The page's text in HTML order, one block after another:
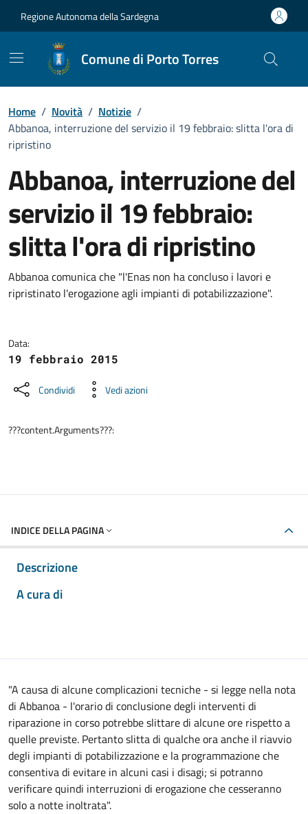
Regione Autonoma della Sardegna
Comune di Porto Torres
Home / Novità / Notizie /
Abbanoa, interruzione del servizio il 19 febbraio: slitta l'ora di
ripristino
Abbanoa, interruzione del
servizio il 19 febbraio:
slitta l'ora di ripristino
Dettagli della notizia
Abbanoa comunica che "l'Enas non ha concluso i lavori e
ripristinato l'erogazione agli impianti di potabilizzazione".
Data:
19 febbraio 2015
Condividi Vedi azioni
???content.Arguments???:
INDICE DELLA PAGINA
Descrizione
A cura di
"A causa di alcune complicazioni tecniche - si legge nella nota
di Abbanoa - l'orario di conclusione degli interventi di
riparazione in corso potrebbe slittare di alcune ore rispetto a
quelle previste. Pertanto slitta di qualche ora anche il riavvio
degli impianti di potabilizzazione e la programmazione che
consentiva di evitare in alcuni casi i disagi; si potranno
verificare quindi interruzioni di erogazione che cesseranno
solo a notte inoltrata".